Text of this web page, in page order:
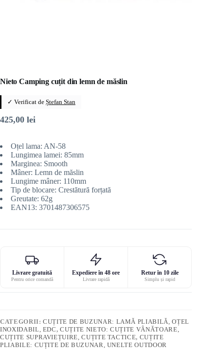
Nieto Camping cuțit din lemn de măslin
✓ Verificat de Ștefan Stan
425,00 lei
Oțel lama: AN-58
Lungimea lamei: 85mm
Marginea: Smooth
Mâner: Lemn de măslin
Lungime mâner: 110mm
Tip de blocare: Crestătură forțată
Greutate: 62g
EAN13: 3701487306575
Livrare gratuită
Pentru orice comandă
Expediere în 48 ore
Livrare rapidă
Retur în 10 zile
Simplu și rapid
CATEGORII:CUȚITE DE BUZUNAR: LAMĂ PLIABILĂ, OȚEL
INOXIDABIL, EDC,CUȚITE NIETO: CUȚITE VÂNĂTOARE,
CUȚITE SUPRAVIEȚUIRE, CUȚITE TACTICE, CUȚITE
PLIABILE: CUȚITE DE BUZUNAR, UNELTE OUTDOOR